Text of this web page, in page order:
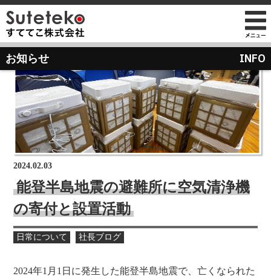
会社のこれまでとこれから
講演の依頼について
M&Aのご提案について
店舗のご案内
経営理念と使命
組織図
沿革
経営方針
過去の経営方針
取り組み
通販事業
自社PB製造販売事業
地域向け学生服販売
お知らせ
受賞歴
お知らせ INFO
2024.02.03
能登半島地震の避難所に空気清浄機
の寄付と設置活動
日常について 社長ブログ
2024年1月1日に発生した能登半島地震で、亡くなられた